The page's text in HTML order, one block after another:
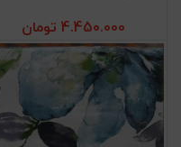
4.450.000 تومان